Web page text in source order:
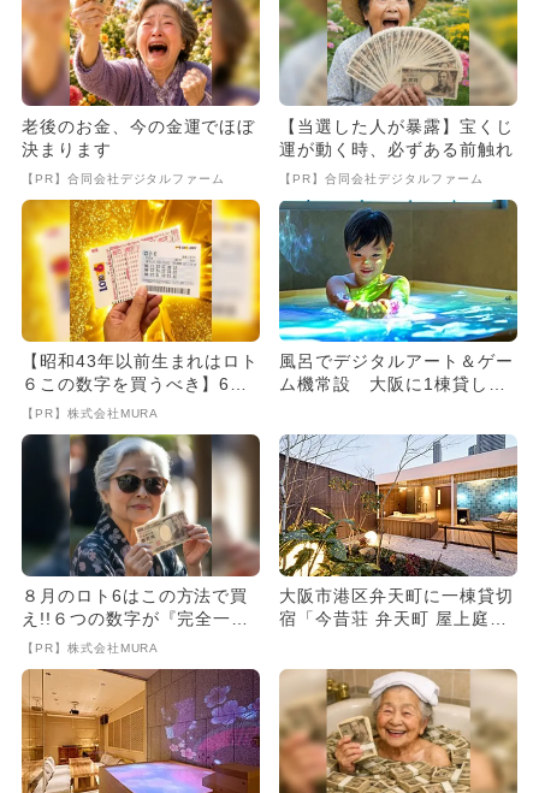
老後のお金、今の金運でほぼ
決まります
【PR】合同会社デジタルファーム
【当選した人が暴露】宝くじ
運が動く時、必ずある前触れ
【PR】合同会社デジタルファーム
【昭和43年以前生まれはロト
６この数字を買うべき】6つ
の数字が「完全一致」する
【PR】株式会社MURA
風呂でデジタルアート＆ゲー
ム機常設 大阪に1棟貸し切
８月のロト6はこの方法で買
え!!６つの数字が『完全一
致』する方法
【PR】株式会社MURA
大阪市港区弁天町に一棟貸切
宿「今昔荘 弁天町 屋上庭園